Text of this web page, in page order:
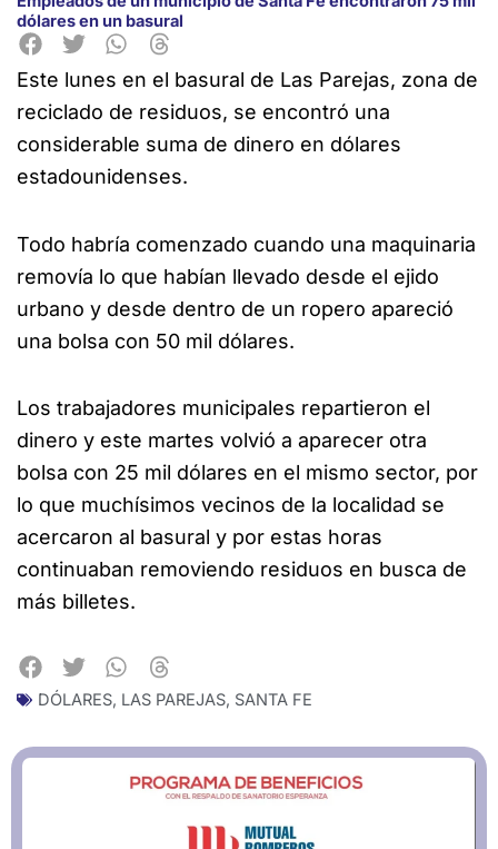
dólares en un basural
Este lunes en el basural de Las Parejas, zona de
reciclado de residuos, se encontró una
considerable suma de dinero en dólares
estadounidenses.
Todo habría comenzado cuando una maquinaria
removía lo que habían llevado desde el ejido
urbano y desde dentro de un ropero apareció
una bolsa con 50 mil dólares.
Los trabajadores municipales repartieron el
dinero y este martes volvió a aparecer otra
bolsa con 25 mil dólares en el mismo sector, por
lo que muchísimos vecinos de la localidad se
acercaron al basural y por estas horas
continuaban removiendo residuos en busca de
más billetes.
DÓLARES, LAS PAREJAS, SANTA FE